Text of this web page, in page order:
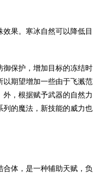
果。寒冰自然可以降低目
御保护，增加目标的冻结时
以期望增加一些由于飞溅范
，根据赋予武器的自然力
列的魔法，新技能的威力也
体，是一种辅助天赋，负